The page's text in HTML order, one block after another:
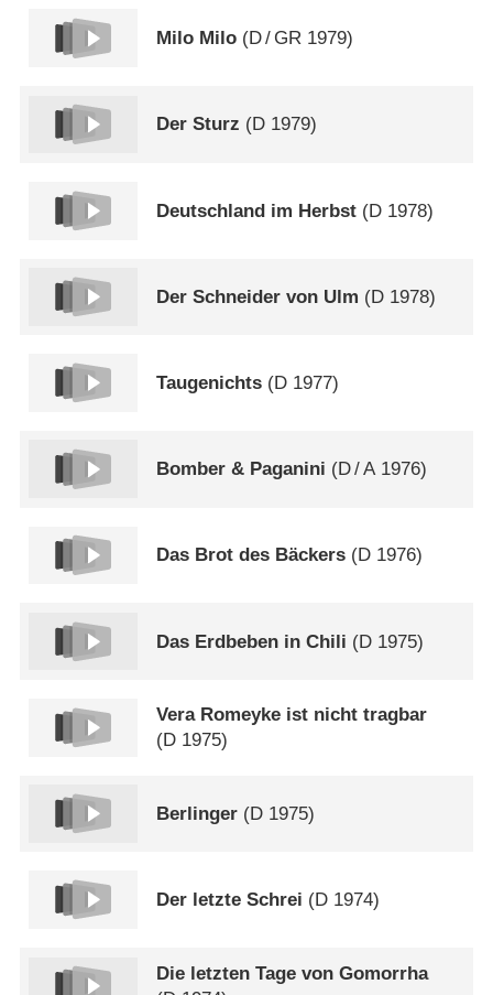
Milo Milo (D/ GR 1979)
Der Sturz (D 1979)
Deutschland im Herbst (D 1978)
Der Schneider von Ulm (D 1978)
Taugenichts (D 1977)
Bomber & Paganini (D/A1976)
Das Brot des Bäckers (D 1976)
Das Erdbeben in Chili (D 1975)
Vera Romeyke ist nicht tragbar
(D 1975)
Berlinger (D 1975)
Der letzte Schrei (D 1974)
Die letzten Tage von Gomorrha